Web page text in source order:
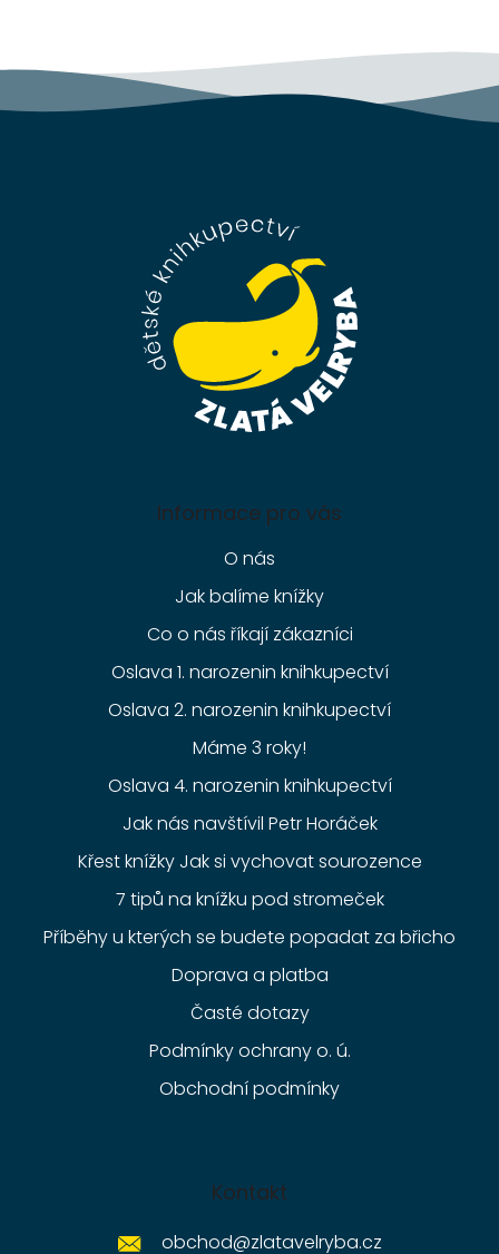
Informace pro vás
O nás
Jak balíme knížky
Co o nás říkají zákazníci
Oslava 1. narozenin knihkupectví
Oslava 2. narozenin knihkupectví
Máme 3 roky!
Oslava 4. narozenin knihkupectví
Jak nás navštívil Petr Horáček
Křest knížky Jak si vychovat sourozence
7 tipů na knížku pod stromeček
Příběhy u kterých se budete popadat za břicho
Doprava a platba
Časté dotazy
Podmínky ochrany o. ú.
Obchodní podmínky
Kontakt
obchod@zlatavelryba.cz